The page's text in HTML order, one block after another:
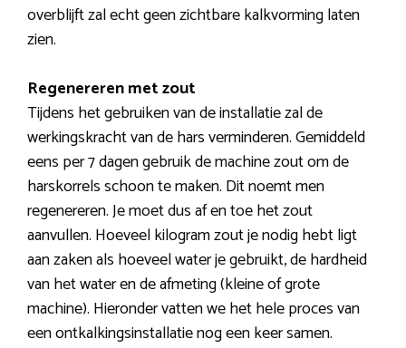
overblijft zal echt geen zichtbare kalkvorming laten
zien.
Regenereren met zout
Tijdens het gebruiken van de installatie zal de
werkingskracht van de hars verminderen. Gemiddeld
eens per 7 dagen gebruik de machine zout om de
harskorrels schoon te maken. Dit noemt men
regenereren. Je moet dus af en toe het zout
aanvullen. Hoeveel kilogram zout je nodig hebt ligt
aan zaken als hoeveel water je gebruikt, de hardheid
van het water en de afmeting (kleine of grote
machine). Hieronder vatten we het hele proces van
een ontkalkingsinstallatie nog een keer samen.